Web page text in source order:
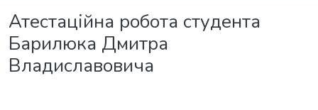
Атестаційна робота студента
Барилюка Дмитра
Владиславовича